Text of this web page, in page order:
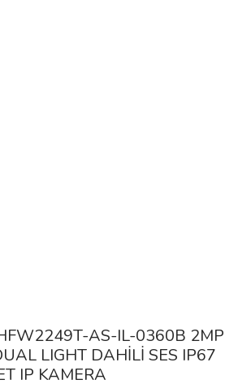
AS-IL-0360B 2MP
LIGHT DAHİLİ SES IP67
IP KAMERA